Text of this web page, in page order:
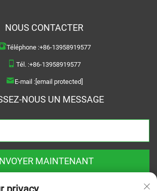
NOUS CONTACTER
Téléphone :+86-13958919577
Tél. :+86-13958919577
E-mail :[email protected]
NOUS UN MESSAGE
MAINTENANT